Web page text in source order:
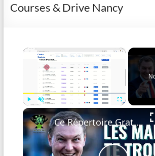
Courses & Drive Nancy
×
Ce Répertoire Gratuit Permet aux Marques de te Trouver — Avec Tes Tarifs Déjà Affichés